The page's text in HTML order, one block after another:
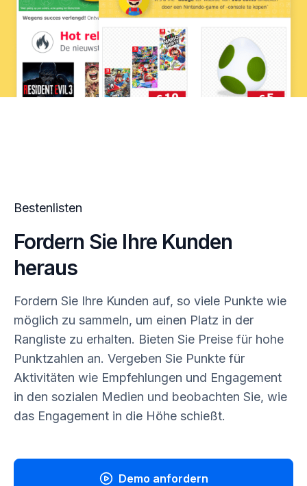
Bestenlisten
Fordern Sie Ihre Kunden
heraus
Fordern Sie Ihre Kunden auf, so viele Punkte wie
möglich zu sammeln, um einen Platz in der
Rangliste zu erhalten. Bieten Sie Preise für hohe
Punktzahlen an. Vergeben Sie Punkte für
Aktivitäten wie Empfehlungen und Engagement
in den sozialen Medien und beobachten Sie, wie
das Engagement in die Höhe schießt.
Demo anfordern